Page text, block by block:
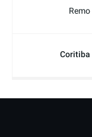
Remo
Coritiba